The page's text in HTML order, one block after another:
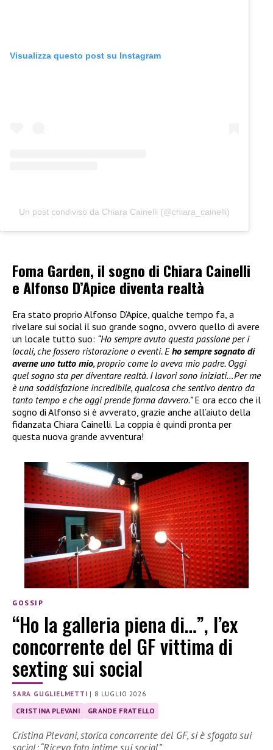
Visualizza questo post su Instagram
Un post condiviso da Chiara Cainelli (@chiara_cainelli)
Foma Garden, il sogno di Chiara Cainelli
e Alfonso D’Apice diventa realtà
Era stato proprio Alfonso D’Apice, qualche tempo fa, a
rivelare sui social il suo grande sogno, ovvero quello di avere
un locale tutto suo: “Ho sempre avuto questa passione per i
locali, che fossero ristorazione o eventi. Eho sempre sognato di
averne uno tutto mio, proprio come lo aveva mio padre. Oggi
quel sogno sta per diventare realtà. I lavori sono iniziati…Per me
è una soddisfazione incredibile, qualcosa che sentivo dentro da
tanto tempo e che oggi prende forma davvero.”E ora ecco che il
sogno di Alfonso si è avverato, grazie anche all’aiuto della
fidanzata Chiara Cainelli. La coppia è quindi pronta per
questa nuova grande avventura!
GOSSIP
“Ho la galleria piena di…”, l’ex
concorrente del GF vittima di
sexting sui social
SARA GUGLIELMETTI | 8 LUGLIO 2026
CRISTINA PLEVANI GRANDE FRATELLO
Cristina Plevani, storica concorrente del GF, si è sfogata sui
social: “Ricevo foto intime sui social”